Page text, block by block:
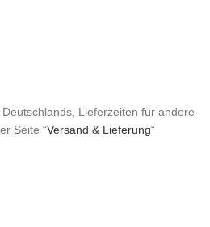
Lieferzeiten für andere
Seite “Versand & Lieferung“